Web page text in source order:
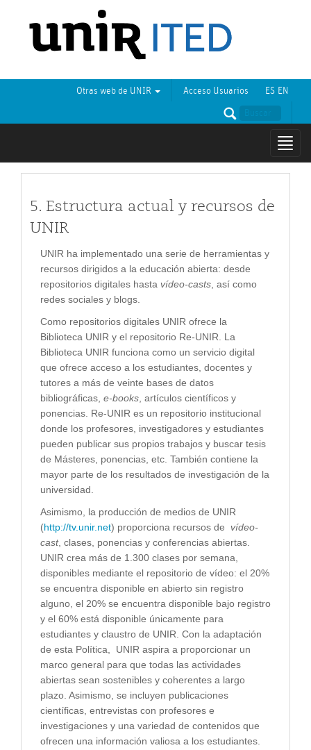
ES EN
Acceso Usuarios
Otras web de UNIR
5. Estructura actual y recursos de
UNIR
UNIR ha implementado una serie de herramientas y
recursos dirigidos a la educación abierta: desde
repositorios digitales hasta vídeo-casts , así como
redes sociales y blogs.
Como repositorios digitales UNIR ofrece la
Biblioteca UNIR y el repositorio Re-UNIR. La
Biblioteca UNIR funciona como un servicio digital
que ofrece acceso a los estudiantes, docentes y
tutores a más de veinte bases de datos
bibliográficas, e-books , artículos científicos y
ponencias. Re-UNIR es un repositorio institucional
donde los profesores, investigadores y estudiantes
pueden publicar sus propios trabajos y buscar tesis
de Másteres, ponencias, etc. También contiene la
mayor parte de los resultados de investigación de la
universidad.
Asimismo, la producción de medios de UNIR
(http://tv.unir.net) proporciona recursos de vídeo-
cast, clases, ponencias y conferencias abiertas.
UNIR crea más de 1.300 clases por semana,
disponibles mediante el repositorio de vídeo: el 20%
se encuentra disponible en abierto sin registro
alguno, el 20% se encuentra disponible bajo registro
y el 60% está disponible únicamente para
estudiantes y claustro de UNIR. Con la adaptación
de esta Política, UNIR aspira a proporcionar un
marco general para que todas las actividades
abiertas sean sostenibles y coherentes a largo
plazo. Asimismo, se incluyen publicaciones
científicas, entrevistas con profesores e
investigaciones y una variedad de contenidos que
ofrecen una información valiosa a los estudiantes.